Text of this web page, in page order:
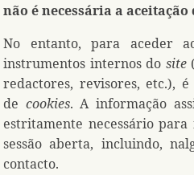
não é necessária a aceitação
No entanto, para aceder
instrumentos internos do site
redactores, revisores, etc.),
de cookies. A informação
estritamente necessário
sessão aberta, incluindo,
contacto.